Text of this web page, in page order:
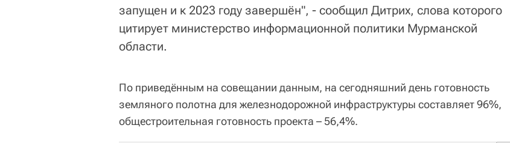
запущен и к 2023 году завершён", - сообщил Дитрих, слова которого
цитирует министерство информационной политики Мурманской
области.
По приведённым на совещании данным, на сегодняшний день готовность
земляного полотна для железнодорожной инфраструктуры составляет 96%,
общестроительная готовность проекта – 56,4%.